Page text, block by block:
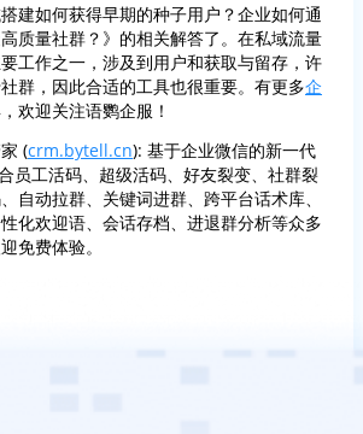
建如何获得早期的种子用户？企业如何通
质量社群？》的相关解答了。在私域流量
工作之一，涉及到用户和获取与留存，许
群，因此合适的工具也很重要。有更多企
欢迎关注语鹦企服！
(crm.bytell.cn): 基于企业微信的新一代
员工活码、超级活码、好友裂变、社群裂
自动拉群、关键词进群、跨平台话术库、
化欢迎语、会话存档、进退群分析等众多
免费体验。